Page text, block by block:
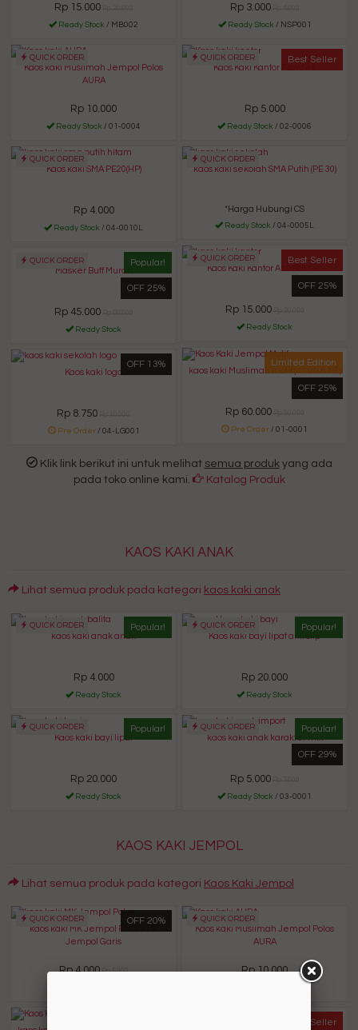
Rp 15.000
Ready Stock / MB002
Rp 3.000
Ready Stock / NSP001
QUICK ORDER
Kaos kaki Muslimah Jempol Polos
AURA
Rp 10.000
Ready Stock / 01-0004
Best Seller
QUICK ORDER
Kaos Kaki Kantor Pendek
Rp 5.000
Ready Stock / 02-0006
QUICK ORDER
Kaos kaki SMA PE20(HP)
Rp 4.000
Ready Stock / 04-0010L
QUICK ORDER
kaos kaki sekolah SMA Putih (PE 30)
*Harga Hubungi CS
Ready Stock / 04-0005L
Best Seller
OFF 25%
QUICK ORDER
Kaos Kaki Kantor Anti Bakteri
Rp 15.000
Ready Stock
Popular!
OFF 25%
QUICK ORDER
Masker Buff Murah
Rp 45.000
Ready Stock
Limited Edition
OFF 25%
kaos kaki Muslimah motif (Khusus PO)
Rp 60.000
Pre Order / 01-0001
OFF 13%
Kaos kaki logo
Rp 8.750
Pre Order/ 04-LG001
Klik link berikut ini untuk melihat semua produkyang ada
pada toko online kami.
Katalog Produk
KAOS KAKI ANAK
Lihat semua produk pada kategori kaos kaki anak
Popular!
QUICK ORDER
kaos kaki anak anak
Rp 4.000
Ready Stock
Popular!
QUICK ORDER
Kaos kaki bayi lipat anti slip
Rp 20.000
Ready Stock
Popular!
QUICK ORDER
Kaos kaki bayi lipat
Rp 20.000
Ready Stock
Popular!
OFF 29%
QUICK ORDER
kaos kaki anak karakter mix
Rp 5.000
Ready Stock / 03-0001
KAOS KAKI JEMPOL
Lihat semua produk pada kategori Kaos Kaki Jempol
OFF 20%
QUICK ORDER
kaos kaki MK Jempol Polos / Mk
Jempol Garis
Rp 4.000 Rp 5.000
QUICK ORDER
Kaos kaki Muslimah Jempol Polos
AURA
Rp 10.000
Best Seller